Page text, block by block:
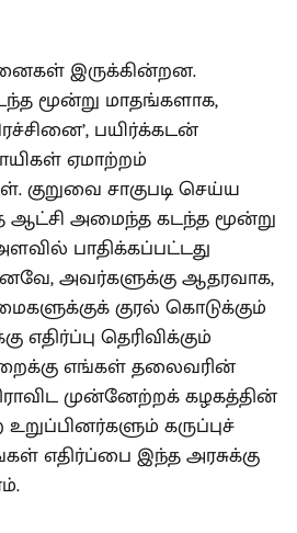
இருக்கின்றன.
மூன்று மாதங்களாக,
பயிர்க்கடன்
ஏமாற்றம்
குறுவை சாகுபடி செய்ய
ஆட்சி அமைந்த கடந்த மூன்று
பாதிக்கப்பட்டது
அவர்களுக்கு ஆதரவாக,
குரல் கொடுக்கும்
எதிர்ப்பு தெரிவிக்கும்
எங்கள் தலைவரின்
முன்னேற்றக் கழகத்தின்
கருப்புச்
எதிர்ப்பை இந்த அரசுக்கு